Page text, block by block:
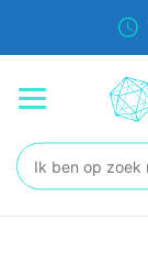
Zoeken: